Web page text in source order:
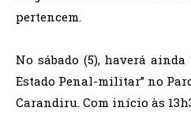
pertencem.
No sábado (5), haverá
Estado Penal-militar” no
Carandiru. Com início às